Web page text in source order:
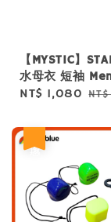
【MYSTIC】
水母衣 短袖
Sale
NT$ 1,080